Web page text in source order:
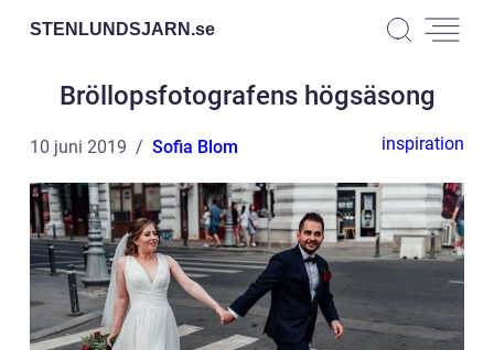
STENLUNDSJARN.se
Bröllopsfotografens högsäsong
10 juni 2019 Sofia Blom inspiration